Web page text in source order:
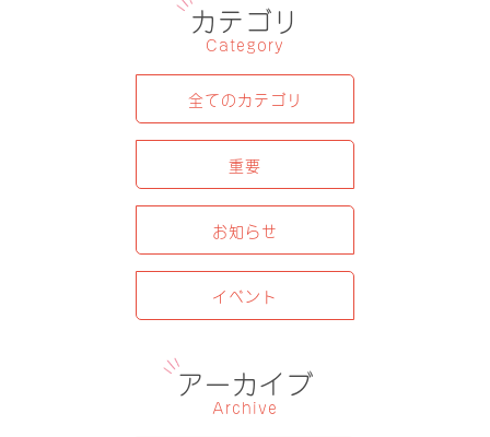
カテゴリ
Category
全てのカテゴリ
重要
お知らせ
イベント
アーカイブ
Archive